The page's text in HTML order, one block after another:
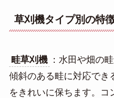
草刈機タイプ別の特
畦草刈機
：水田や畑の
傾斜のある畦に対応でき
をきれいに保ちます。コ